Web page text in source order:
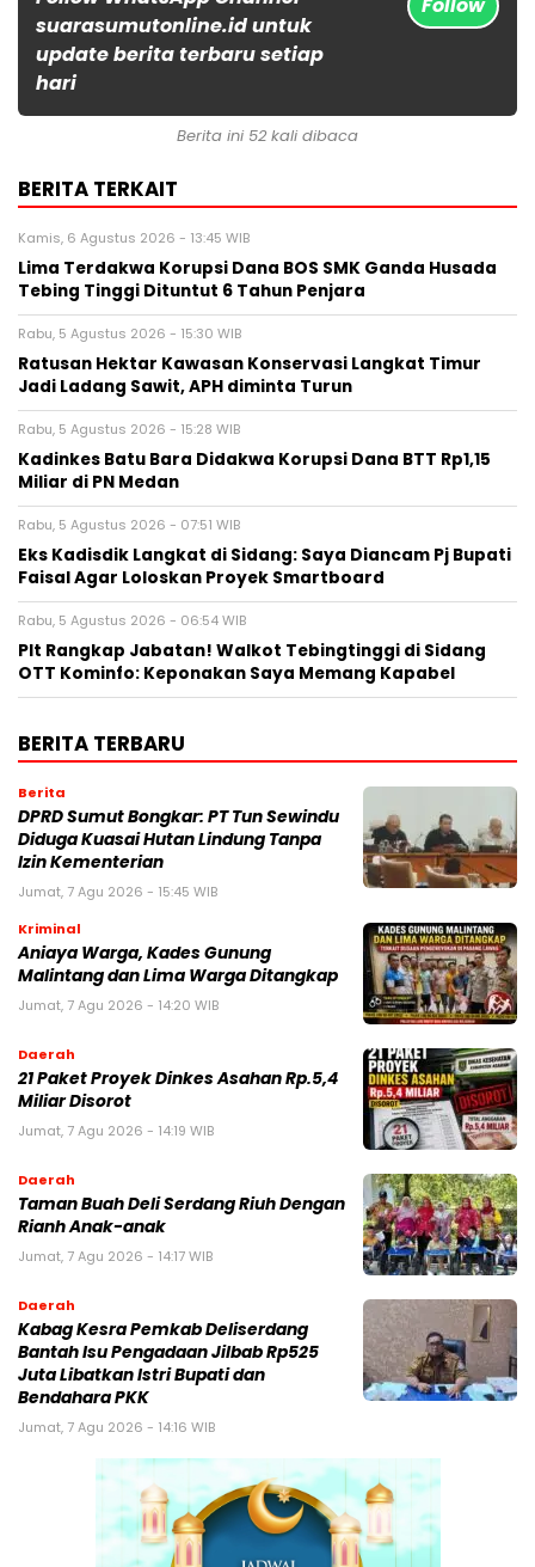
suarasumutonline.id untuk
update berita terbaru setiap
hari
Follow
Berita ini 52 kali dibaca
BERITA TERKAIT
Kamis, 6 Agustus 2026 - 13:45 WIB
Lima Terdakwa Korupsi Dana BOS SMK Ganda Husada
Tebing Tinggi Dituntut 6 Tahun Penjara
Rabu, 5 Agustus 2026 - 15:30 WIB
Ratusan Hektar Kawasan Konservasi Langkat Timur
Jadi Ladang Sawit, APH diminta Turun
Rabu, 5 Agustus 2026 - 15:28 WIB
Kadinkes Batu Bara Didakwa Korupsi Dana BTT Rp1,15
Miliar di PN Medan
Rabu, 5 Agustus 2026 - 07:51 WIB
Eks Kadisdik Langkat di Sidang: Saya Diancam Pj Bupati
Faisal Agar Loloskan Proyek Smartboard
Rabu, 5 Agustus 2026 - 06:54 WIB
Plt Rangkap Jabatan! Walkot Tebingtinggi di Sidang
OTT Kominfo: Keponakan Saya Memang Kapabel
BERITA TERBARU
Berita
DPRD Sumut Bongkar: PT Tun Sewindu
Diduga Kuasai Hutan Lindung Tanpa
Izin Kementerian
Jumat, 7 Agu 2026 - 15:45 WIB
Kriminal
Aniaya Warga, Kades Gunung
Malintang dan Lima Warga Ditangkap
Jumat, 7 Agu 2026 - 14:20 WIB
Daerah
21 Paket Proyek Dinkes Asahan Rp.5,4
Miliar Disorot
Jumat, 7 Agu 2026 - 14:19 WIB
Daerah
Taman Buah Deli Serdang Riuh Dengan
Rianh Anak-anak
Jumat, 7 Agu 2026 - 14:17 WIB
Daerah
Kabag Kesra Pemkab Deliserdang
Bantah Isu Pengadaan Jilbab Rp525
Juta Libatkan Istri Bupati dan
Bendahara PKK
Jumat, 7 Agu 2026 - 14:16 WIB